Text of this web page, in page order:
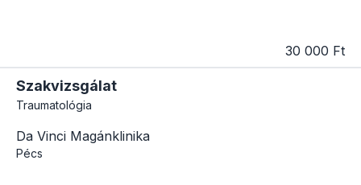
30 000 Ft
Szakvizsgálat
Traumatológia
Da Vinci Magánklinika
Pécs